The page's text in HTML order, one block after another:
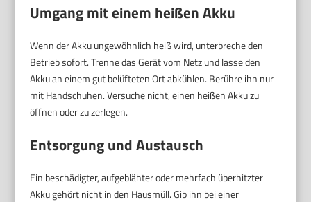
Umgang mit einem heißen Akku
Wenn der Akku ungewöhnlich heiß wird, unterbreche den
Betrieb sofort. Trenne das Gerät vom Netz und lasse den
Akku an einem gut belüfteten Ort abkühlen. Berühre ihn nur
mit Handschuhen. Versuche nicht, einen heißen Akku zu
öffnen oder zu zerlegen.
Entsorgung und Austausch
Ein beschädigter, aufgeblähter oder mehrfach überhitzter
Akku gehört nicht in den Hausmüll. Gib ihn bei einer